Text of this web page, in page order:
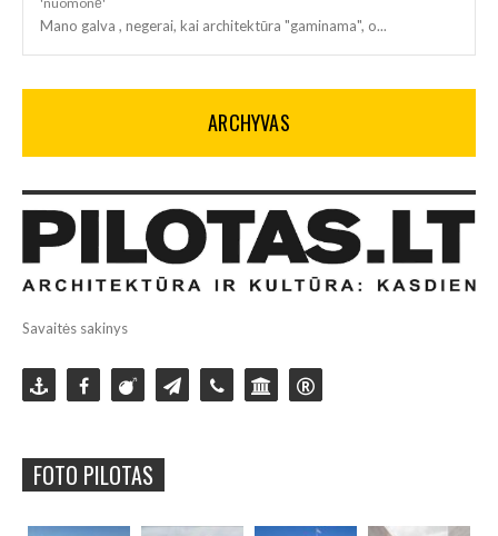
Mano galva , negerai, kai architektūra "gaminama", o...
ARCHYVAS
Savaitės sakinys
FOTO PILOTAS